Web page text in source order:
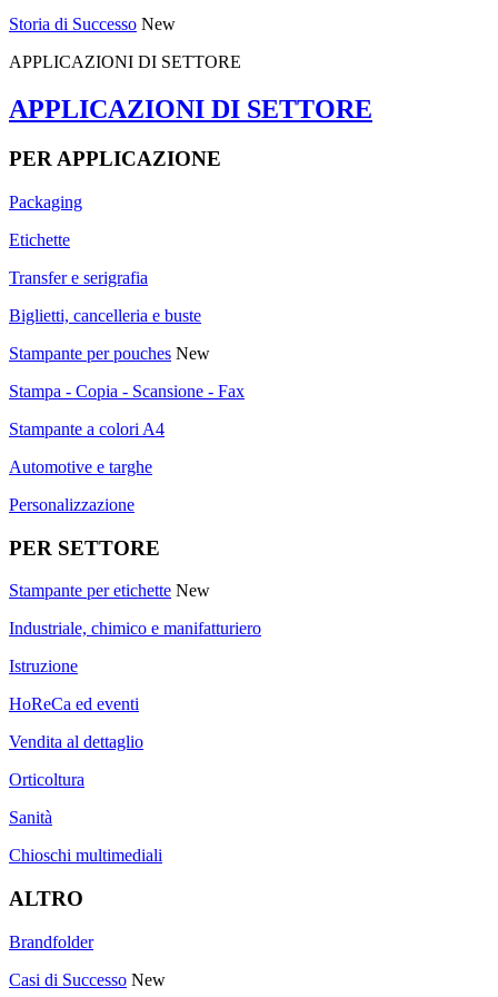
Storia di Successo New
APPLICAZIONI DI SETTORE
APPLICAZIONI DI SETTORE
PER APPLICAZIONE
Packaging
Etichette
Transfer e serigrafia
Biglietti, cancelleria e buste
Stampante per pouches New
Stampa - Copia - Scansione - Fax
Stampante a colori A4
Automotive e targhe
Personalizzazione
PER SETTORE
Stampante per etichette New
Industriale, chimico e manifatturiero
Istruzione
HoReCa ed eventi
Vendita al dettaglio
Orticoltura
Sanità
Chioschi multimediali
ALTRO
Brandfolder
Casi di Successo New